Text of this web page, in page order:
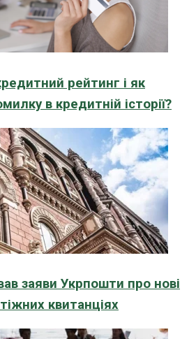
рейтинг і як
в кредитній історії?
заяви Укрпошти про нові
квитанціях